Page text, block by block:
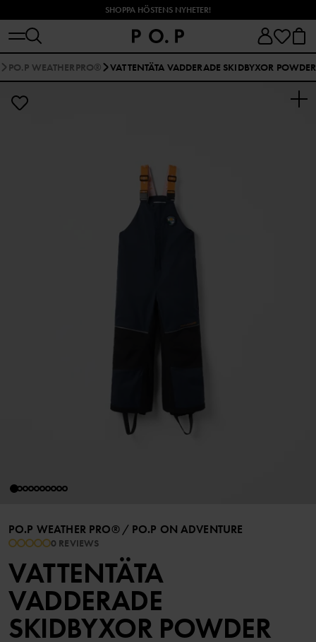
SHOPPA HÖSTENS NYHETER!
PO.P WEATHERPRO® VATTENTÄTA VADDERADE SKIDBYXOR POWDER
PO.P WEATHER PRO® / PO.P ON ADVENTURE
0 REVIEWS
VATTENTÄTA
VADDERADE
SKIDBYXOR POWDER